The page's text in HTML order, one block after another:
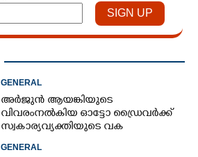
GENERAL
അർജുൻ ആയങ്കിയുടെ
വിവരംനൽകിയ ഓട്ടോ ഡ്രൈവർക്ക്
സ്വകാര്യവ്യക്തിയുടെ വക
ചെന്നിത്തല
GENERAL